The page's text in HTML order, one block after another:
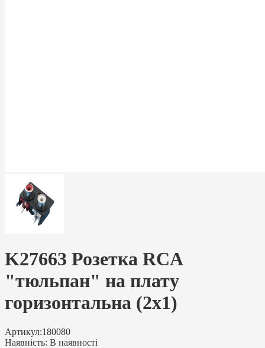
K27663 Розетка RCA
"тюльпан" на плату
горизонтальна (2x1)
Артикул:180080
Наявність: В наявності